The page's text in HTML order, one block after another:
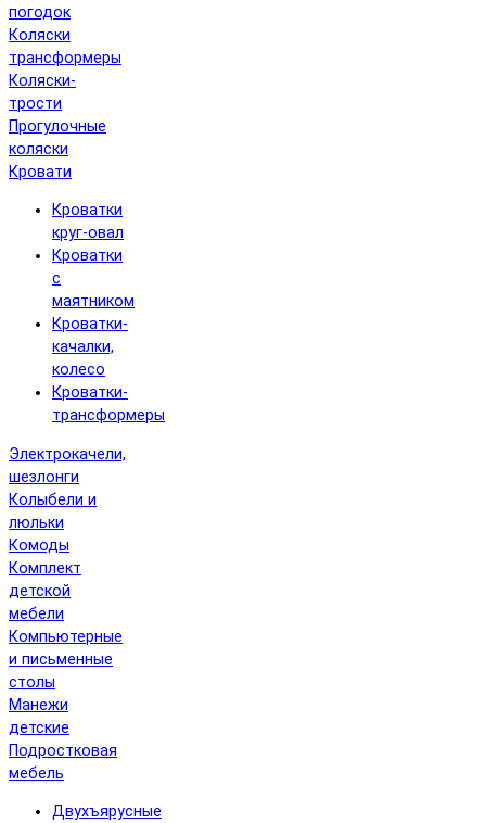
погодок
Коляски
трансформеры
Коляски-
трости
Прогулочные
коляски
Кровати
Кроватки
круг-овал
Кроватки
с
маятником
Кроватки-
качалки,
колесо
Кроватки-
трансформеры
Электрокачели,
шезлонги
Колыбели и
люльки
Комоды
Комплект
детской
мебели
Компьютерные
и письменные
столы
Манежи
детские
Подростковая
мебель
Двухъярусные